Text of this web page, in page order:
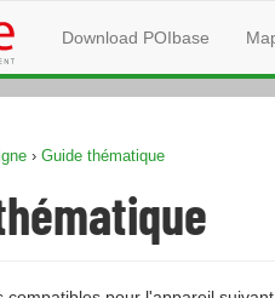
Download POIbase
› Guide thématique